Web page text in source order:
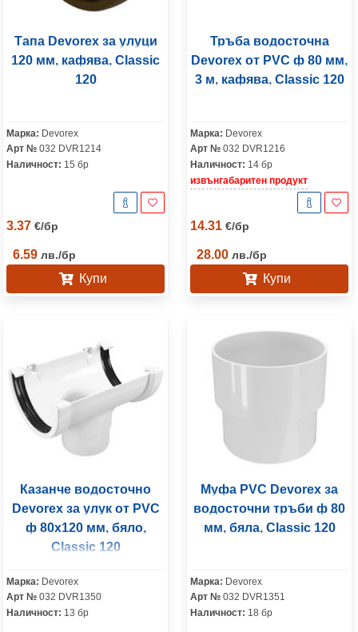
Тапа Devorex за улуци
120 мм, кафява, Classic
120
Марка: Devorex
Арт № 032 DVR1214
Наличност: 15 бр
3.37 €/бр
6.59 лв./бр
Купи
Тръба водосточна
Devorex от PVC ф 80 мм,
3 м, кафява, Classic 120
Марка: Devorex
Арт № 032 DVR1216
Наличност: 14 бр
извънгабаритен продукт
14.31 €/бр
28.00 лв./бр
Купи
Казанче водосточно
Devorex за улук от PVC
ф 80х120 мм, бяло,
Classic 120
Марка: Devorex
Арт № 032 DVR1350
Наличност: 13 бр
Муфа PVC Devorex за
водосточни тръби ф 80
мм, бяла, Classic 120
Марка: Devorex
Арт № 032 DVR1351
Наличност: 18 бр